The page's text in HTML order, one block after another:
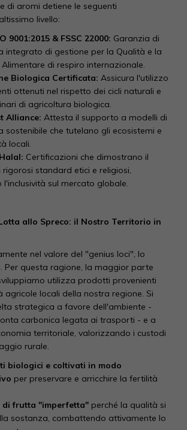
di aromi detiene le seguenti
livello:
9001:2015 & FSSC 22000: Garanzia di
integrato di gestione per la Qualità e la
di respiro internazionale.
Biologica Certificata: Assicura l'utilizzo
ottenuti nel rispetto dei cicli naturali e
di agricoltura biologica.
Alliance: Attesta il supporto a modelli di
sostenibile che tutelano gli ecosistemi e
locali.
Certificazioni che dimostrano il
standard etici e religiosi,
l'inclusività sul mercato globale.
allo Spreco: il Nostro Territorio in
nel valore del "genius loci", lo
Per questa ragione, la maggior parte
utilizza prodotti provenienti
agricole locali della nostra regione. Si
strategica a favore dell'ambiente -
carbonica legata ai trasporti - e a
territoriale, valorizzando i custodi
rurale.
biologici e coltivati in modo
per preservare e arricchire la fertilità
di frutta "imperfetta" perché la qualità si
sostanza, combattendo attivamente lo